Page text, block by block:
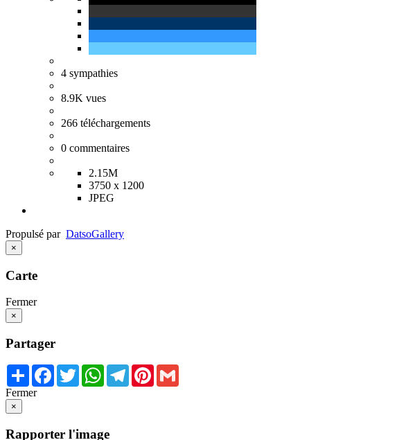
4 sympathies
8.9K vues
266 téléchargements
0 commentaires
2.15M
3750 x 1200
JPEG
Propulsé par DatsoGallery
×
Carte
Fermer
×
Partager
Share Facebook
TwitterWhatsApp
TelegramPinterest
Fermer
×
Rapporter l'image